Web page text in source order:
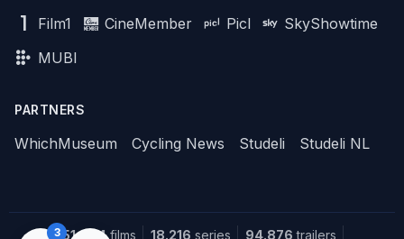
3
Film1
CineMember Picl
SkyShowtime
MUBI
PARTNERS
WhichMuseum Cycling News Studeli Studeli NL
151.644films 18.216 series 94.876 trailers